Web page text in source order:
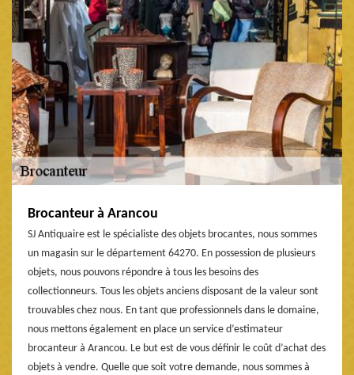
Brocanteur à Arancou
SJ Antiquaire est le spécialiste des objets brocantes, nous sommes
un magasin sur le département 64270. En possession de plusieurs
objets, nous pouvons répondre à tous les besoins des
collectionneurs. Tous les objets anciens disposant de la valeur sont
trouvables chez nous. En tant que professionnels dans le domaine,
nous mettons également en place un service d’estimateur
brocanteur à Arancou. Le but est de vous définir le coût d’achat des
objets à vendre. Quelle que soit votre demande, nous sommes à